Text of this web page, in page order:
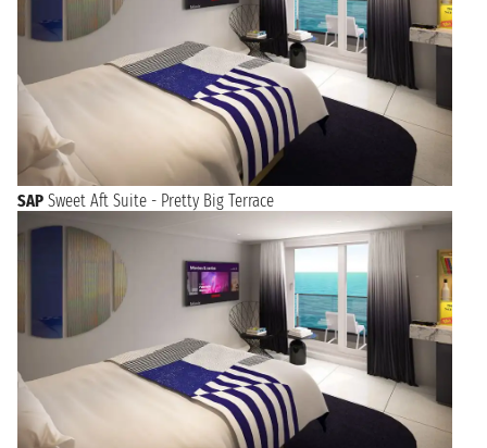
SAP Sweet Aft Suite - Pretty Big Terrace